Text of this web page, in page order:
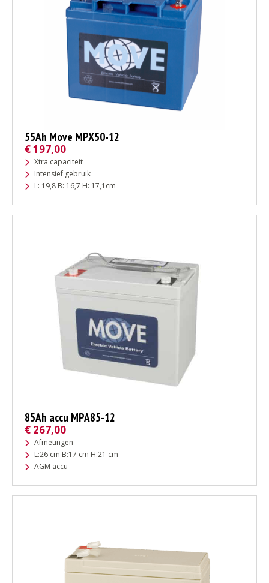
55Ah Move MPX50-12
€197,00
Xtra capaciteit
Intensief gebruik
L: 19,8 B: 16,7 H: 17,1cm
85Ah accu MPA85-12
€ 267,00
Afmetingen
L:26 cm B:17 cm H:21 cm
AGM accu